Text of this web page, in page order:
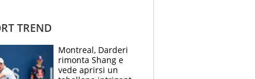
TREND
Montreal, Darderi
rimonta Shang e
vede aprirsi un